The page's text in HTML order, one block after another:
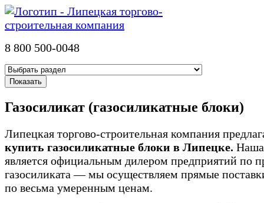
8 800 500-0048
Газосиликат (газосиликатные блоки)
Липецкая торгово-строительная компания
купить газосиликатные блоки в Липецке.
является официальным дилером предприятий по
газосиликата — мы осуществляем прямые
по весьма умеренным ценам.